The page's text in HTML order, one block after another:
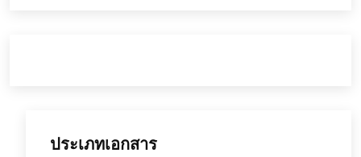
ประเภทเอกสาร